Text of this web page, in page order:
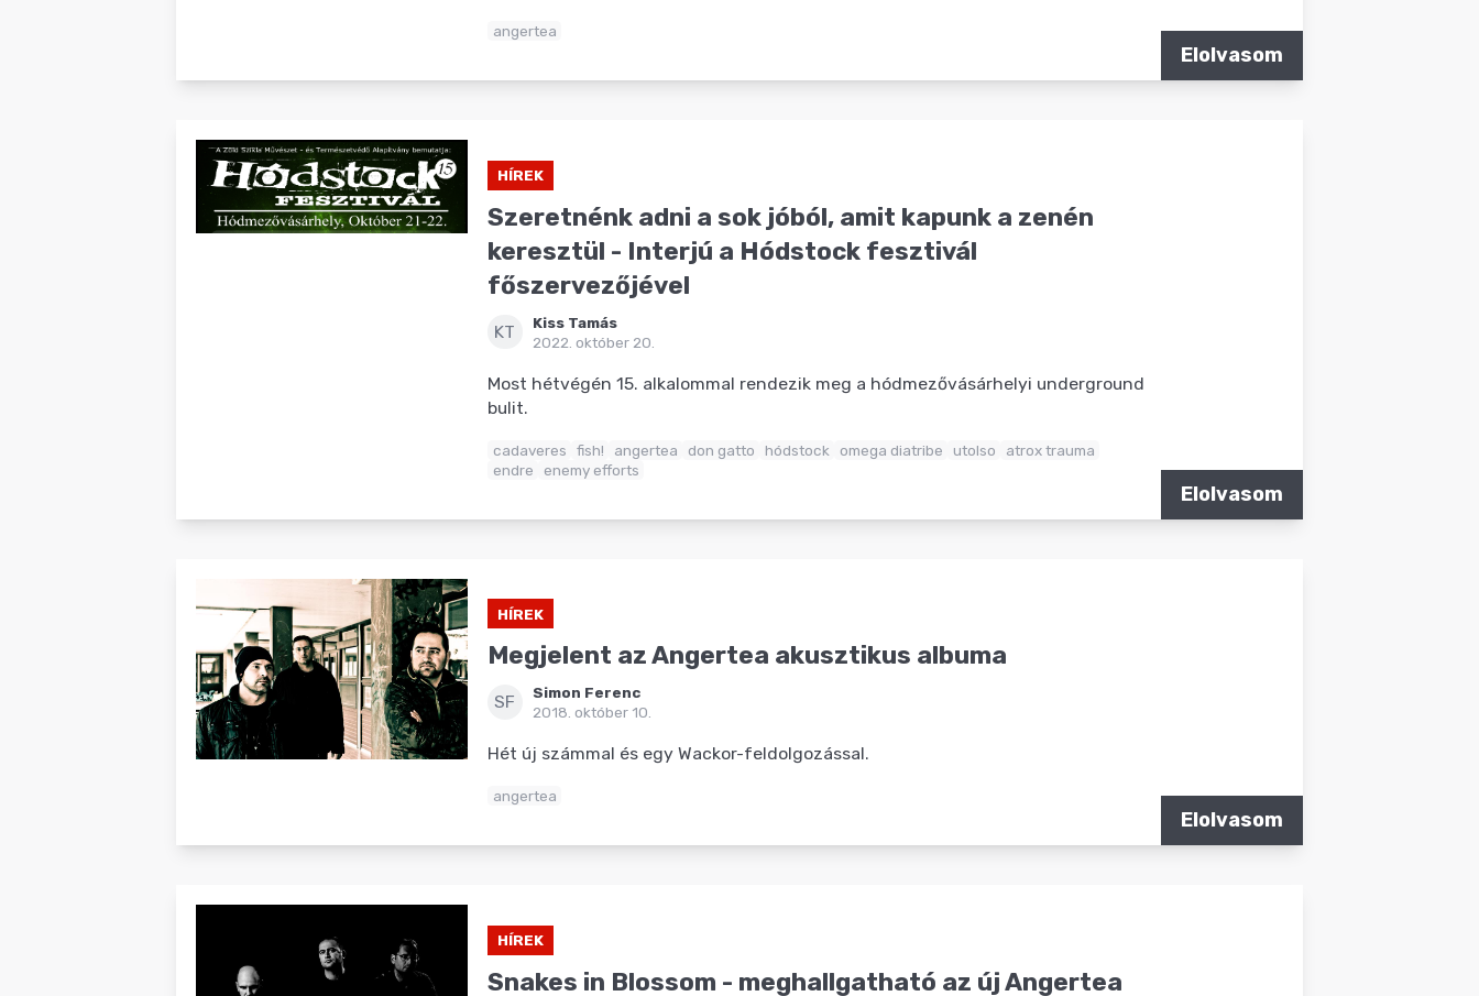
angertea
Elolvasom
HÍREK
Szeretnénk adni a sok jóból, amit kapunk a zenén
keresztül - Interjú a Hódstock fesztivál
főszervezőjével
KT
Kiss Tamás
2022. október 20.
Most hétvégén 15. alkalommal rendezik meg a hódmezővásárhelyi underground
bulit.
cadaveres fish! angertea don gatto hódstock omega diatribe utolso
atrox trauma
endre
enemy efforts
Elolvasom
HÍREK
Megjelent az Angertea akusztikus albuma
SF
Simon Ferenc
2018. október 10.
Hét új számmal és egy Wackor-feldolgozással.
angertea
Elolvasom
HÍREK
Snakes in Blossom - meghallgatható az új Angertea